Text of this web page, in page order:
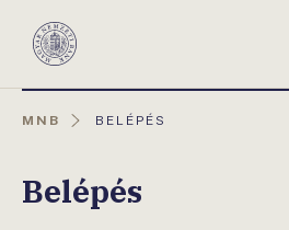
Magyar
MNB
AKTUÁLIS
BELÉPÉS
Belépés